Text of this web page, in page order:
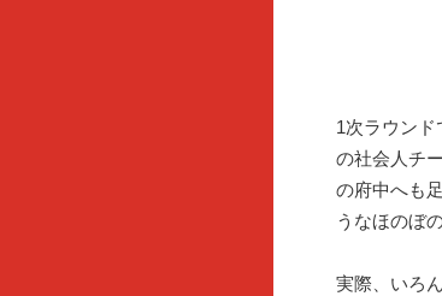
1次ラウン
の社会人チ
の府中へも
うなほのぼ
実際、いろ